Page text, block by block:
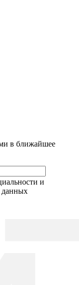
в ближайшее
и
данных